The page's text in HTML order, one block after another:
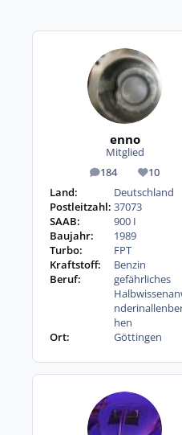
enno
Mitglied
184
Beiträge 10
Land:
Deutschland
Postleitzahl: 37073
SAAB:
900 I
Baujahr:
1989
Turbo:
FPT
Kraftstoff:
Benzin
Beruf:
gefährliches
hen
Ort:
Göttingen